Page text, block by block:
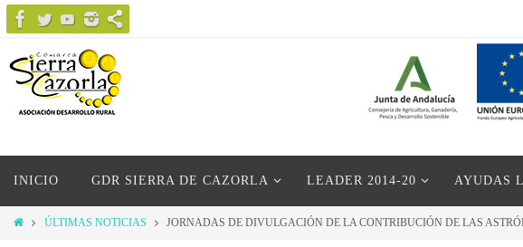
Ir
al
contenido
INICIO GDR SIERRA DE CAZORLA LEADER 2014-20 AYUDAS
InicioÚLTIMAS NOTICIAS JORNADAS DE DIVULGACIÓN DE LA CONTRIBUCIÓN DE LAS